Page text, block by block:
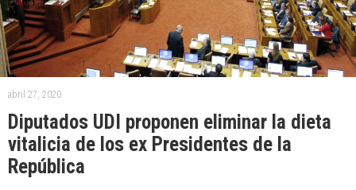
abril 27, 2020
Diputados UDI proponen eliminar la dieta
vitalicia de los ex Presidentes de la
República